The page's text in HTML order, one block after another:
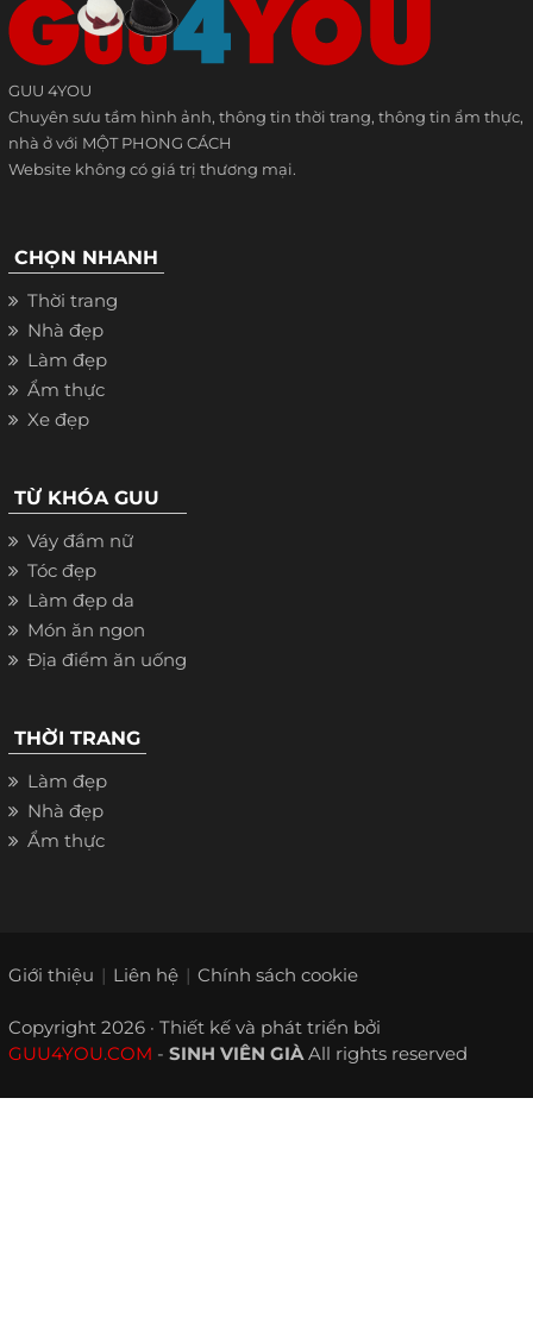
GUU 4YOU
Chuyên sưu tầm hình ảnh, thông tin thời trang, thông tin ẩm thực,
nhà ở với MỘT PHONG CÁCH
Website không có giá trị thương mại.
CHỌN NHANH
Thời trang
Nhà đẹp
Làm đẹp
Ẩm thực
Xe đẹp
TỪ KHÓA GUU
Váy đầm nữ
Tóc đẹp
Làm đẹp da
Món ăn ngon
Địa điểm ăn uống
THỜI TRANG
Làm đẹp
Nhà đẹp
Ẩm thực
Giới thiệu Liên hệ Chính sách cookie
Copyright 2026 · Thiết kế và phát triển bởi
GUU4YOU.COM - SINH VIÊN GIÀ All rights reserved